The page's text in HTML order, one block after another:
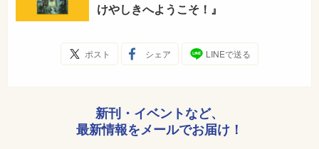
けやしきへようこそ！』
ポスト シェア LINEで送る
新刊・イベントなど、
最新情報をメールでお届け！